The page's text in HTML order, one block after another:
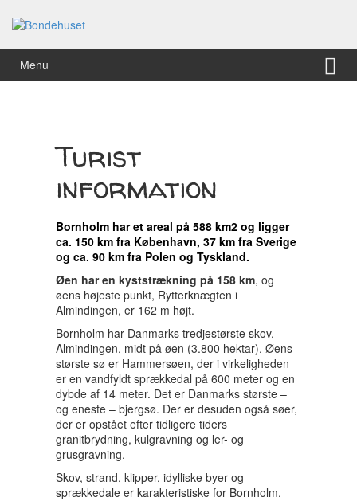
Menu
Turist
information
Bornholm har et areal på 588 km2 og ligger
ca. 150 km fra København, 37 km fra Sverige
og ca. 90 km fra Polen og Tyskland.
Øen har en kyststrækning på 158 km, og
øens højeste punkt, Rytterknægten i
Almindingen, er 162 m højt.
Bornholm har Danmarks tredjestørste skov,
Almindingen, midt på øen (3.800 hektar). Øens
største sø er Hammersøen, der i virkeligheden
er en vandfyldt sprækkedal på 600 meter og en
dybde af 14 meter. Det er Danmarks største –
og eneste – bjergsø. Der er desuden også søer,
der er opstået efter tidligere tiders
granitbrydning, kulgravning og ler- og
grusgravning.
Skov, strand, klipper, idylliske byer og
sprækkedale er karakteristiske for Bornholm.